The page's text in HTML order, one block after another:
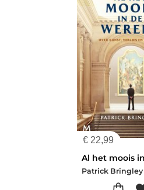
€ 22,99
Patrick Bringley